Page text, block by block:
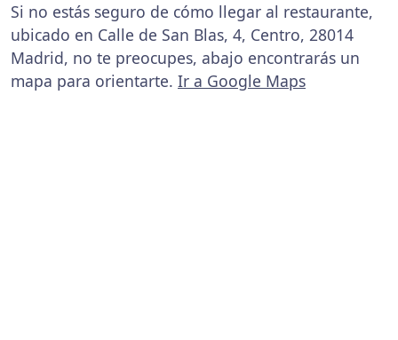
Si no estás seguro de cómo llegar al restaurante,
ubicado en Calle de San Blas, 4, Centro, 28014
Madrid, no te preocupes, abajo encontrarás un
mapa para orientarte. Ir a Google Maps